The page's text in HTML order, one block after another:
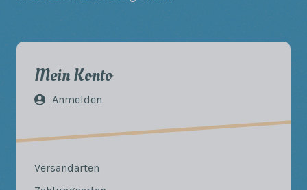
Mein Konto
Anmelden
Versandarten